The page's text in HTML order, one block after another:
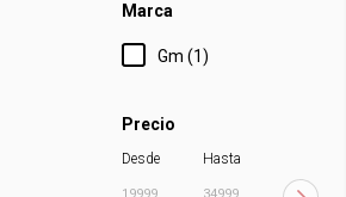
Marca
Gm (1)
Precio
Desde Hasta